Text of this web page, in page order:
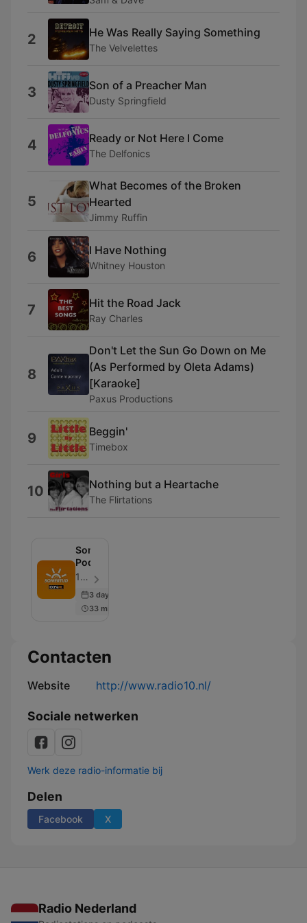
2 He Was Really Saying Something
The Velvelettes
3 Son of a Preacher Man
Dusty Springfield
4 Ready or Not Here I Come
The Delfonics
5
What Becomes of the Broken
Hearted
Jimmy Ruffin
6 I Have Nothing
Whitney Houston
7 Hit the Road Jack
Ray Charles
8
Don't Let the Sun Go Down on Me
(As Performed by Oleta Adams)
[Karaoke]
Paxus Productions
9 Beggin'
Timebox
10 Nothing but a Heartache
The Flirtations
Somertijd
Podcast
100% NL - Aflevering 104
3 days ago
33 min
Contacten
Website http://www.radio10.nl/
Sociale netwerken
Werk deze radio-informatie bij
Delen
Facebook X
Radio Nederland